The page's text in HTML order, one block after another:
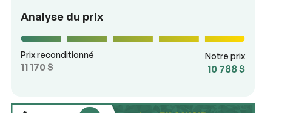
Analyse du prix
Prix reconditionné
11 170 $
Notre prix
10 788 $